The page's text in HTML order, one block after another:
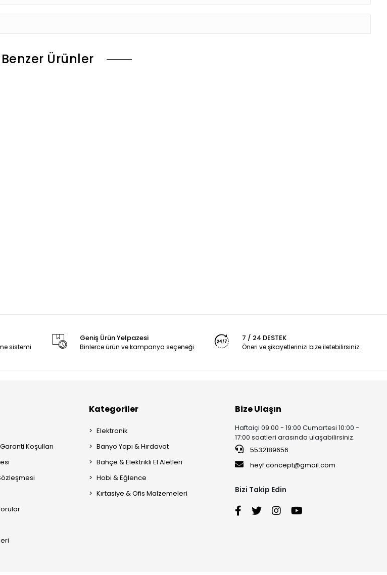
Benzer Ürünler
sistemi
Geniş Ürün Yelpazesi
Binlerce ürün ve kampanya seçeneği
7 / 24 DESTEK
Öneri ve şikayetlerinizi bize iletebilirsiniz.
Koşulları
Kategoriler
Elektronik
Banyo Yapı & Hırdavat
Bahçe & Elektrikli El Aletleri
Hobi & Eğlence
Kırtasiye & Ofis Malzemeleri
Bize Ulaşın
Haftaiçi 09:00 - 19:00 Cumartesi 10:00 -
17:00 saatleri arasında ulaşabilirsiniz.
5532189656
heyf.concept@gmail.com
Bizi Takip Edin